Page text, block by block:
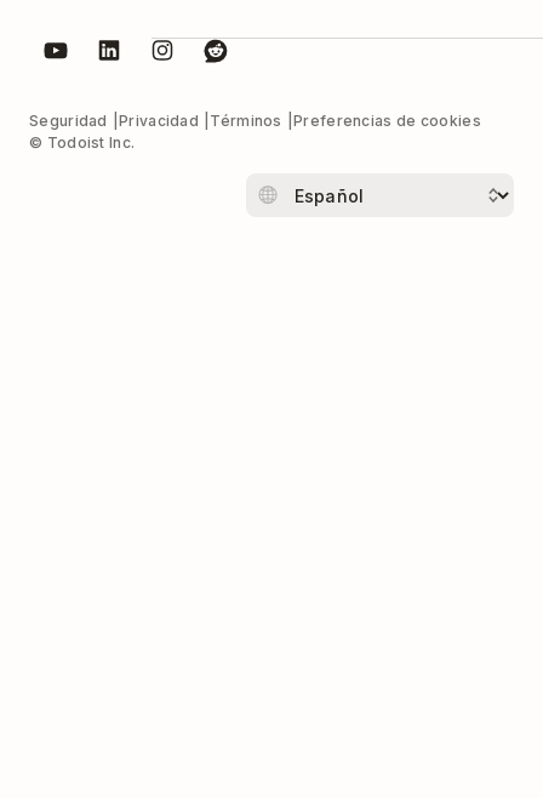
Seguridad Privacidad Términos
Preferencias de cookies
© Todoist Inc.